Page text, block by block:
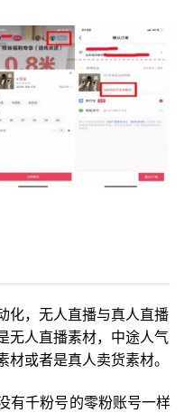
化，无人直播与真人直播
无人直播素材，中途人气
或者是真人卖货素材。
有千粉号的零粉账号一样